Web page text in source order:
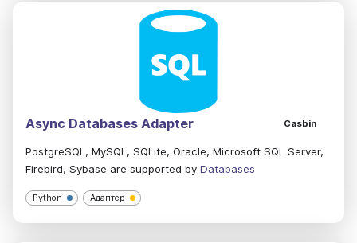
Async Databases Adapter Casbin
PostgreSQL, MySQL, SQLite, Oracle, Microsoft SQL Server,
Firebird, Sybase are supported by Databases
Python Адаптер